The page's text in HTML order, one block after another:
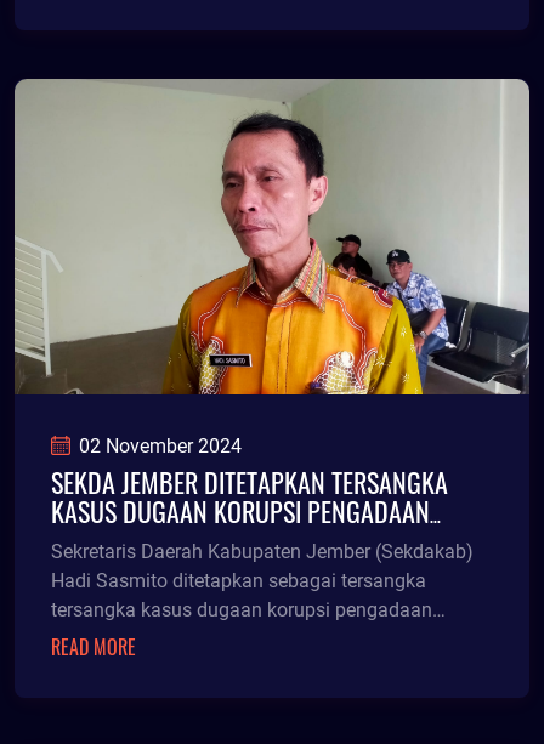
02 November 2024
SEKDA JEMBER DITETAPKAN TERSANGKA
KASUS DUGAAN KORUPSI PENGADAAN
BILLBOARD
Sekretaris Daerah Kabupaten Jember (Sekdakab)
Hadi Sasmito ditetapkan sebagai tersangka
tersangka kasus dugaan korupsi pengadaan
Billboard oleh penyidik Subdit Tipidkor
oleh Kasubdit Tipidkor Ditreskrimsus Polda Jatim
READ MORE